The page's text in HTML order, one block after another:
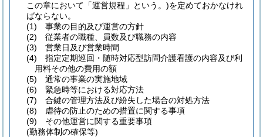
この章において「運営規程」という。)を定めておかなけれ
ばならない。
(1)
事業の目的及び運営の方針
(2)
従業者の職種、員数及び職務の内容
(3)
営業日及び営業時間
(4)
指定定期巡回・随時対応型訪問介護看護の内容及び利
用料その他の費用の額
(5)
通常の事業の実施地域
(6)
緊急時等における対応方法
(7)
合鍵の管理方法及び紛失した場合の対処方法
(8)
虐待の防止のための措置に関する事項
(9)
その他運営に関する重要事項
(勤務体制の確保等)